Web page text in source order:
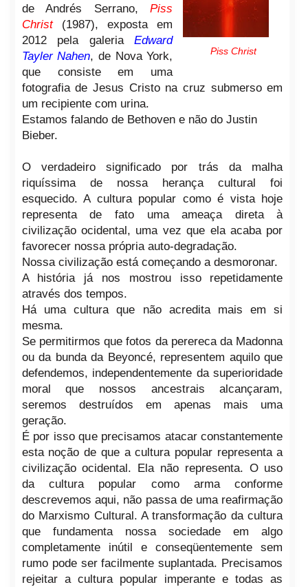
Piss Christ
de Andrés Serrano,Piss
Christ (1987), exposta em
2012 pela galeriaEdward
Tayler Nahen, de Nova York,
que consiste em uma
fotografia de Jesus Cristo na cruz submerso em
um recipiente com urina.
Estamos falando de Bethoven e não do Justin
Bieber.
O verdadeiro significado por trás da malha
riquíssima de nossa herança cultural foi
esquecido. A cultura popular como é vista hoje
representa de fato uma ameaça direta à
civilização ocidental, uma vez que ela acaba por
favorecer nossa própria auto-degradação.
Nossa civilização está começando a desmoronar.
A história já nos mostrou isso repetidamente
através dos tempos.
Há uma cultura que não acredita mais em si
mesma.
Se permitirmos que fotos da perereca da Madonna
ou da bunda da Beyoncé, representem aquilo que
defendemos, independentemente da superioridade
moral que nossos ancestrais alcançaram,
seremos destruídos em apenas mais uma
geração.
É por isso que precisamos atacar constantemente
esta noção de que a cultura popular representa a
civilização ocidental. Ela não representa. O uso
da cultura popular como arma conforme
descrevemos aqui, não passa de uma reafirmação
do Marxismo Cultural. A transformação da cultura
que fundamenta nossa sociedade em algo
completamente inútil e conseqüentemente sem
rumo pode ser facilmente suplantada. Precisamos
rejeitar a cultura popular imperante e todas as